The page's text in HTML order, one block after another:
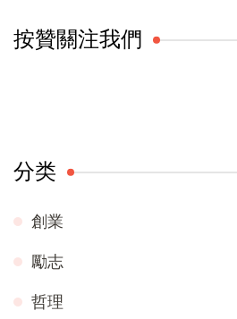
按贊關注我們
分类
創業
勵志
哲理